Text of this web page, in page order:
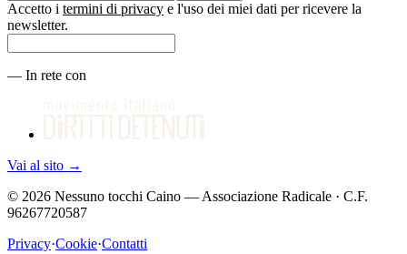
Accetto i termini di privacy e l'uso dei miei dati per ricevere la
newsletter.
— In rete con
Vai al sito →
© 2026 Nessuno tocchi Caino — Associazione Radicale · C.F.
96267720587
Privacy·Cookie·Contatti